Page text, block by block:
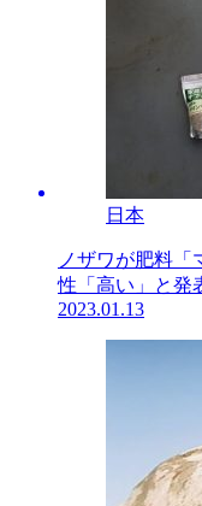
日本
ノザワが肥料
性「高い」と発
2023.01.13